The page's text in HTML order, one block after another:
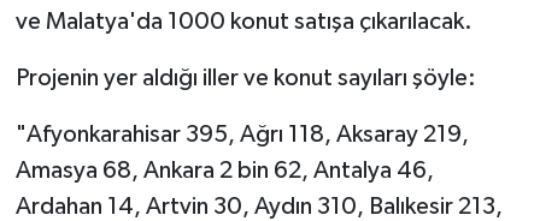
ve Malatya'da 1000 konut satışa çıkarılacak.
Projenin yer aldığı iller ve konut sayıları şöyle:
"Afyonkarahisar 395, Ağrı 118, Aksaray 219,
Amasya 68, Ankara 2 bin 62, Antalya 46,
Ardahan 14, Artvin 30, Aydın 310, Balıkesir 213,